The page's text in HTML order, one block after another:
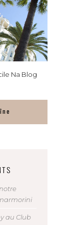
Na Blog
au Club